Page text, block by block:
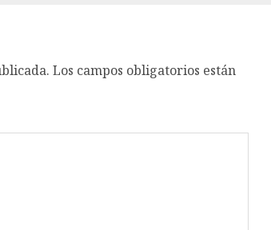
Los campos obligatorios están